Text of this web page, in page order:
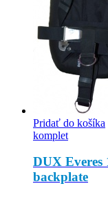
Pridať do košíka
komplet
DUX
backplate